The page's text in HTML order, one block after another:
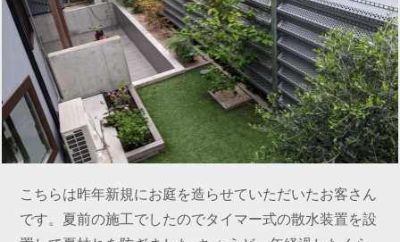
こちらは昨年新規にお庭を造らせていただいたお客さん
です。夏前の施工でしたのでタイマー式の散水装置を設